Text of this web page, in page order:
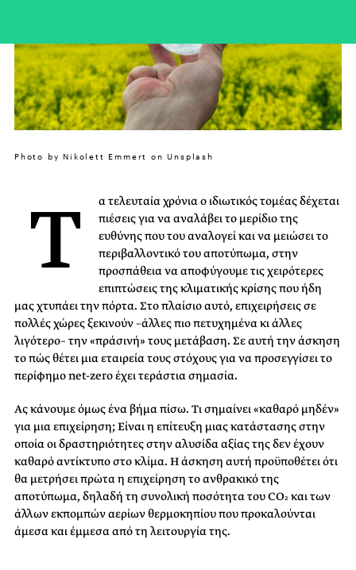
Photo by Nikolett Emmert on Unsplash
Τ
α τελευταία χρόνια ο ιδιωτικός τομέας δέχεται
πιέσεις για να αναλάβει το μερίδιο της
ευθύνης που του αναλογεί και να μειώσει το
περιβαλλοντικό του αποτύπωμα, στην
προσπάθεια να αποφύγουμε τις χειρότερες
επιπτώσεις της κλιματικής κρίσης που ήδη
μας χτυπάει την πόρτα. Στο πλαίσιο αυτό, επιχειρήσεις σε
πολλές χώρες ξεκινούν –άλλες πιο πετυχημένα κι άλλες
λιγότερο– την «πράσινή» τους μετάβαση. Σε αυτή την άσκηση
το πώς θέτει μια εταιρεία τους στόχους για να προσεγγίσει το
περίφημο net-zero έχει τεράστια σημασία.
Ας κάνουμε όμως ένα βήμα πίσω. Τι σημαίνει «καθαρό μηδέν»
για μια επιχείρηση; Είναι η επίτευξη μιας κατάστασης στην
οποία οι δραστηριότητες στην αλυσίδα αξίας της δεν έχουν
καθαρό αντίκτυπο στο κλίμα. Η άσκηση αυτή προϋποθέτει ότι
θα μετρήσει πρώτα η επιχείρηση το ανθρακικό της
αποτύπωμα, δηλαδή τη συνολική ποσότητα του CO₂ και των
άλλων εκπομπών αερίων θερμοκηπίου που προκαλούνται
άμεσα και έμμεσα από τη λειτουργία της.